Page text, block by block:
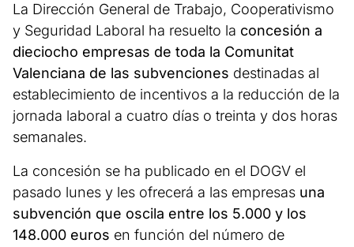
La Dirección General de Trabajo, Cooperativismo
y Seguridad Laboral ha resuelto la concesión a
dieciocho empresas de toda la Comunitat
Valenciana de las subvenciones destinadas al
establecimiento de incentivos a la reducción de la
jornada laboral a cuatro días o treinta y dos horas
semanales.
La concesión se ha publicado en el DOGV el
pasado lunes y les ofrecerá a las empresas una
subvención que oscila entre los 5.000 y los
148.000 euros en función del número de